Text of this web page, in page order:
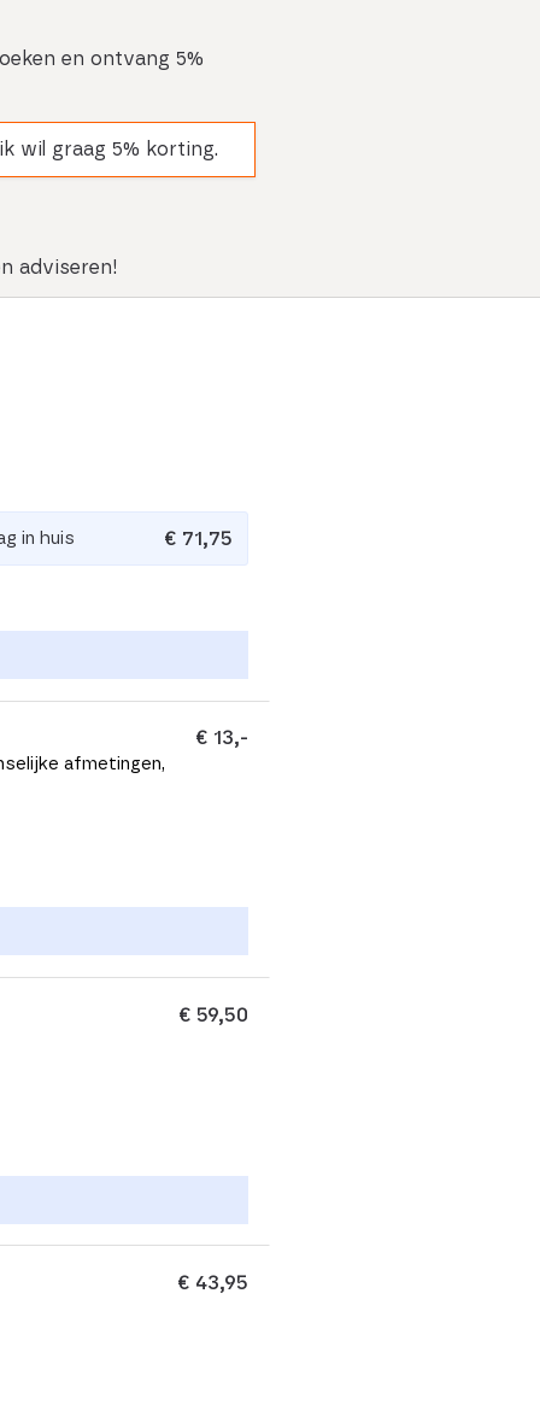
en ontvang 5%
wil graag 5% korting.
adviseren!
in huis € 71,75
afmetingen,
€ 13,-
€ 59,50
€ 43,95